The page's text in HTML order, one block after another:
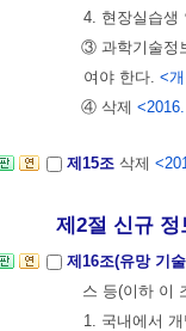
4. 현장실습생
③ 과학기술정
여야 한다. <
④ 삭제
제15조 삭제
제2절 신규 정보
제16조(유망 기
스 등(이하 이
1. 국내에서